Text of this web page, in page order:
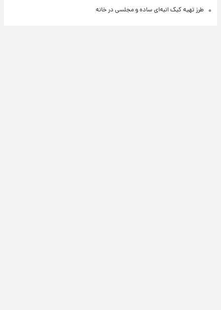
طرز تهیه کیک انبه‌ای ساده و مجلسی در خانه